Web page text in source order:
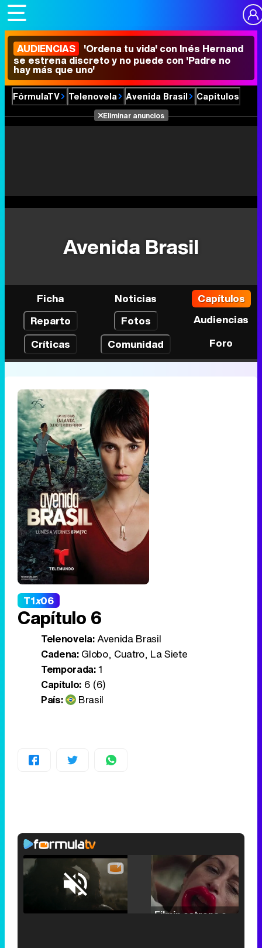
AUDIENCIAS 'Ordena tu vida' con Inés Hernand
se estrena discreto y no puede con 'Padre no
hay más que uno'
FórmulaTV Telenovela Avenida Brasil Capítulos
Eliminar anuncios
Avenida Brasil
Ficha Noticias
Capítulos
Reparto
Fotos
Audiencias
Críticas
Comunidad Foro
T1x06
Capítulo 6
Telenovela:Avenida Brasil
Cadena:Globo, Cuatro, La Siete
Temporada:1
Capítulo:6 (6)
País:
Brasil
Unmute /